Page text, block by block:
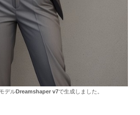
デルDreamshaper v7で生成しました。